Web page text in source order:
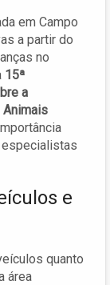
em Campo
a partir do
no
15ª
a
especialistas
e
quanto
área